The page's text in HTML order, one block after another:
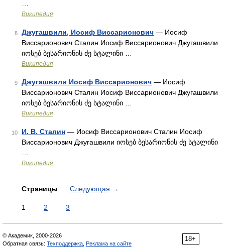
Википедия
8 Джугашвили, Иосиф Виссарионович — Иосиф
Виссарионович Сталин Иосиф Виссарионович Джугашвили
იოსებ ბესარიონის ძე სტალინი …
Википедия
9 Джугашвили Иосиф Виссарионович — Иосиф
Виссарионович Сталин Иосиф Виссарионович Джугашвили
იოსებ ბესარიონის ძე სტალინი …
Википедия
10 И. В. Сталин — Иосиф Виссарионович Сталин Иосиф
Виссарионович Джугашвили იოსებ ბესარიონის ძე სტალინი
Википедия
Страницы Следующая →
1 2 3
18+
© Академик, 2000-2026
Обратная связь: Техподдержка Реклама на сайте